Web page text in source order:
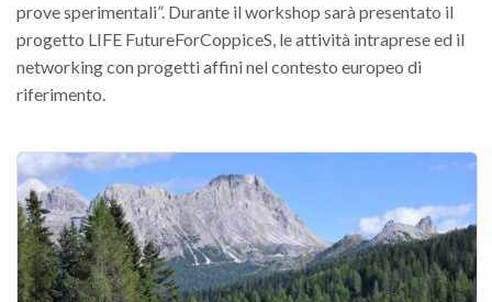
GdL Gestione Incendi Boschivi
GdL Verde Urbano
GdL Comunicazione Forestale
GdL Infrastrutture, Risorse, Innovazione
GdL Boschi Vetusti
GdL “TreeTalkers”
GdL Boschi Cedui
prove sperimentali”. Durante il workshop sarà presentato il
progetto LIFE FutureForCoppiceS, le attività intraprese ed il
networking con progetti affini nel contesto europeo di
riferimento.